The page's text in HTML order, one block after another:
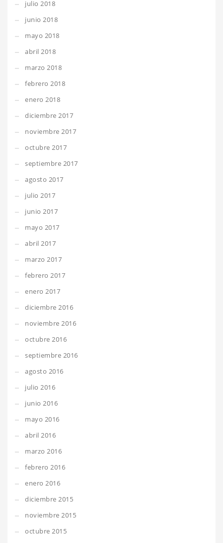
julio 2018
junio 2018
mayo 2018
abril 2018
marzo 2018
febrero 2018
enero 2018
diciembre 2017
noviembre 2017
octubre 2017
septiembre 2017
agosto 2017
julio 2017
junio 2017
mayo 2017
abril 2017
marzo 2017
febrero 2017
enero 2017
diciembre 2016
noviembre 2016
octubre 2016
septiembre 2016
agosto 2016
julio 2016
junio 2016
mayo 2016
abril 2016
marzo 2016
febrero 2016
enero 2016
diciembre 2015
noviembre 2015
octubre 2015